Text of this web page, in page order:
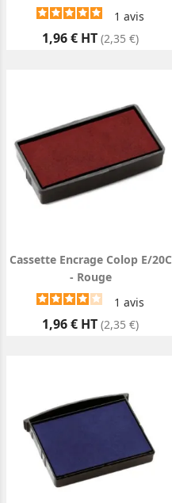
1avis
Prix
1,96 € HT (2,35 €)
Cassette Encrage Colop E/20C
- Rouge
1avis
Prix
1,96 € HT (2,35 €)